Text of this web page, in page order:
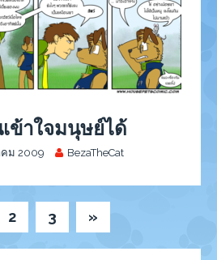
ข้าใจมนุษย์ได้
ม 2009 BezaTheCat
2 3 »